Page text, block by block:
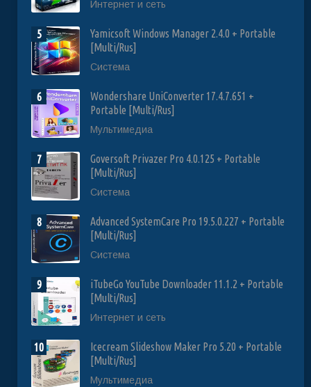
Интернет и сеть
5
Yamicsoft Windows Manager 2.4.0 + Portable
[Multi/Rus]
Система
6
Wondershare UniConverter 17.4.7.651 +
Portable [Multi/Rus]
Мультимедиа
7
Goversoft Privazer Pro 4.0.125 + Portable
[Multi/Rus]
Система
8
Advanced SystemCare Pro 19.5.0.227 + Portable
[Multi/Rus]
Система
9
iTubeGo YouTube Downloader 11.1.2 + Portable
[Multi/Rus]
Интернет и сеть
10
Icecream Slideshow Maker Pro 5.20 + Portable
[Multi/Rus]
Мультимедиа